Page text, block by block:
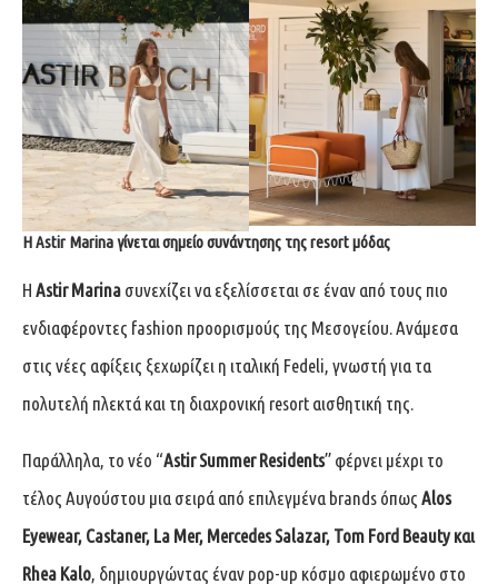
Η Astir Marina γίνεται σημείο συνάντησης της resort μόδας
Η Astir Marina συνεχίζει να εξελίσσεται σε έναν από τους πιο
ενδιαφέροντες fashion προορισμούς της Μεσογείου. Ανάμεσα
στις νέες αφίξεις ξεχωρίζει η ιταλική Fedeli, γνωστή για τα
πολυτελή πλεκτά και τη διαχρονική resort αισθητική της.
Παράλληλα, το νέο “Astir Summer Residents” φέρνει μέχρι το
τέλος Αυγούστου μια σειρά από επιλεγμένα brands όπως Alos
Eyewear, Castaner, La Mer, Mercedes Salazar, Tom Ford Beauty και
Rhea Kalo, δημιουργώντας έναν pop-up κόσμο αφιερωμένο στο